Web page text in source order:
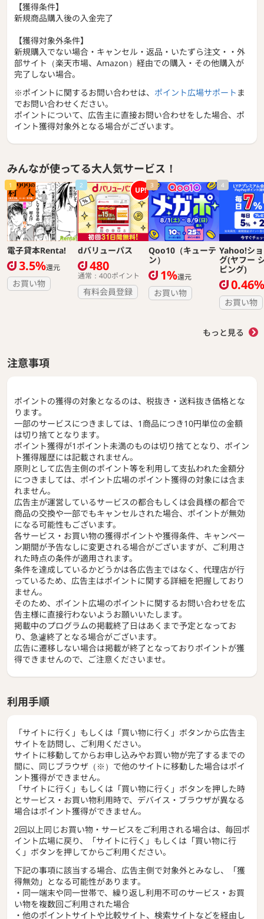
【獲得条件】
新規商品購入後の入金完了
【獲得対象外条件】
新規購入でない場合・キャンセル・返品・いたずら注文・・外
部サイト（楽天市場、Amazon）経由での購入・その他購入が
完了しない場合。
※ポイントに関するお問い合わせは、 ポイント広場サポート ま
でお問い合わせください。
ポイントについて、広告主に直接お問い合わせをした場合、ポ
イント獲得対象外となる場合がございます。
みんなが使ってる大人気サービス！
1
電子貸本Renta!
3.5%還元
お買い物
2 UP!
dバリューパス
480
通常：400ポイント
有料会員登録
3
Qoo10（キューテ
ン）
1%還元
お買い物
4
Yahoo!シ
グ(ヤフー
ピング)
0.46%
お買い物
もっと見る
注意事項
ポイントの獲得の対象となるのは、税抜き・送料抜き価格とな
ります。
一部のサービスにつきましては、1商品につき10円単位の金額
は切り捨てとなります。
ポイント獲得が1ポイント未満のものは切り捨てとなり、ポイン
ト獲得履歴には記載されません。
原則として広告主側のポイント等を利用して支払われた金額分
につきましては、ポイント広場のポイント獲得の対象には含ま
れません。
広告主が運営しているサービスの都合もしくは会員様の都合で
商品の交換や一部でもキャンセルされた場合、ポイントが無効
になる可能性もございます。
各サービス・お買い物の獲得ポイントや獲得条件、キャンペー
ン期間が予告なしに変更される場合がございますが、ご利用さ
れた時点の条件が適用されます。
条件を達成しているかどうかは各広告主ではなく、代理店が行
っているため、広告主はポイントに関する詳細を把握しており
ません。
そのため、ポイント広場のポイントに関するお問い合わせを広
告主様に直接行わないようお願いいたします。
掲載中のプログラムの掲載終了日はあくまで予定となってお
り、急遽終了となる場合がございます。
広告に遷移しない場合は掲載が終了となっておりポイントが獲
得できませんので、ご注意くださいませ。
利用手順
「サイトに行く」もしくは「買い物に行く」ボタンから広告主
サイトを訪問し、ご利用ください。
サイトに移動してからお申し込みやお買い物が完了するまでの
間に、同じブラウザ（※）で他のサイトに移動した場合はポイ
ント獲得ができません。
「サイトに行く」もしくは「買い物に行く」ボタンを押した時
とサービス・お買い物利用時で、デバイス・ブラウザが異なる
場合はポイント獲得ができません。
2回以上同じお買い物・サービスをご利用される場合は、毎回ポ
イント広場に戻り、「サイトに行く」もしくは「買い物に行
く」ボタンを押してからご利用ください。
下記の事項に該当する場合、広告主側で対象外とみなし、「獲
得無効」となる可能性があります。
・同一端末や同一世帯で、繰り返し利用不可のサービス・お買
い物を複数回ご利用された場合
・他のポイントサイトや比較サイト、検索サイトなどを経由し